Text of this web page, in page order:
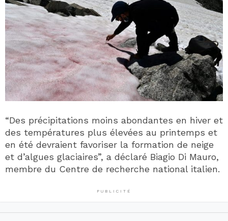
“Des précipitations moins abondantes en hiver et
des températures plus élevées au printemps et
en été devraient favoriser la formation de neige
et d’algues glaciaires”, a déclaré Biagio Di Mauro,
membre du Centre de recherche national italien.
PUBLICITÉ